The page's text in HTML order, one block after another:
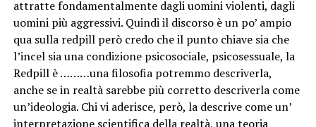
attratte fondamentalmente dagli uomini violenti, dagli
uomini più aggressivi. Quindi il discorso è un po’ ampio
qua sulla redpill però credo che il punto chiave sia che
l’incel sia una condizione psicosociale, psicosessuale, la
Redpill è ………una filosofia potremmo descriverla,
anche se in realtà sarebbe più corretto descriverla come
un’ideologia. Chi vi aderisce, però, la descrive come un’
interpretazione scientifica della realtà, una teoria